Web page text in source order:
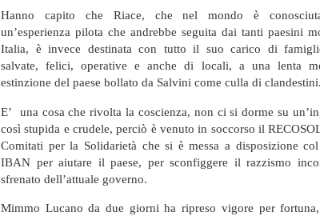
Hanno capito che Riace, che nel mondo è
un’esperienza pilota che andrebbe seguita dai tanti paesini
Italia, è invece destinata con tutto il suo carico di
salvate, felici, operative e anche di locali, a una lenta
estinzione del paese bollato da Salvini come culla di clandestini.
E’ una cosa che rivolta la coscienza, non ci si dorme su
così stupida e crudele, perciò è venuto in soccorso il
Comitati per la Solidarietà che si è messa a disposizione
IBAN per aiutare il paese, per sconfiggere il razzismo
sfrenato dell’attuale governo.
Mimmo Lucano da due giorni ha ripreso vigore per fortuna,